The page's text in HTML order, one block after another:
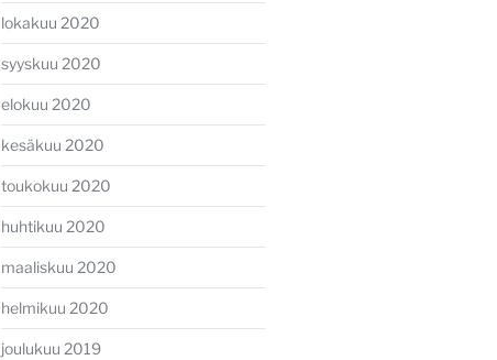
lokakuu 2020
syyskuu 2020
elokuu 2020
kesäkuu 2020
toukokuu 2020
huhtikuu 2020
maaliskuu 2020
helmikuu 2020
joulukuu 2019